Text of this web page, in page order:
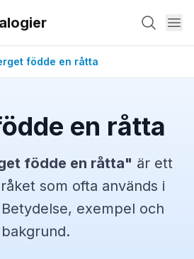
födde en råtta
en råtta
födde en råtta" är ett
som ofta används i
exempel och
bakgrund.